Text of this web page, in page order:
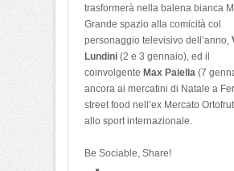
trasformerà nella balena bianca
Grande spazio alla comicità col
personaggio televisivo dell’anno,
Lundini (2 e 3 gennaio), ed il
coinvolgente Max Paiella (7
ancora ai mercatini di Natale a
street food nell’ex Mercato
allo sport internazionale.
Be Sociable, Share!